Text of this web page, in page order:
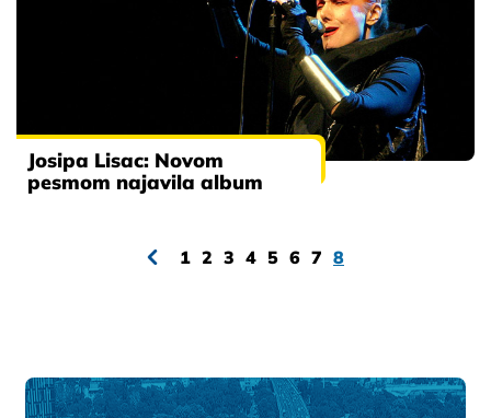
Josipa Lisac: Novom
pesmom najavila album
1 2 3 4 5 6 7 8